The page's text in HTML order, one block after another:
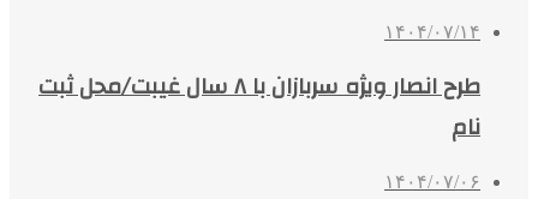
۱۴۰۴/۰۷/۱۴
طرح انصار ویژه سربازان با ۸ سال غیبت/محل ثبت
نام
۱۴۰۴/۰۷/۰۶